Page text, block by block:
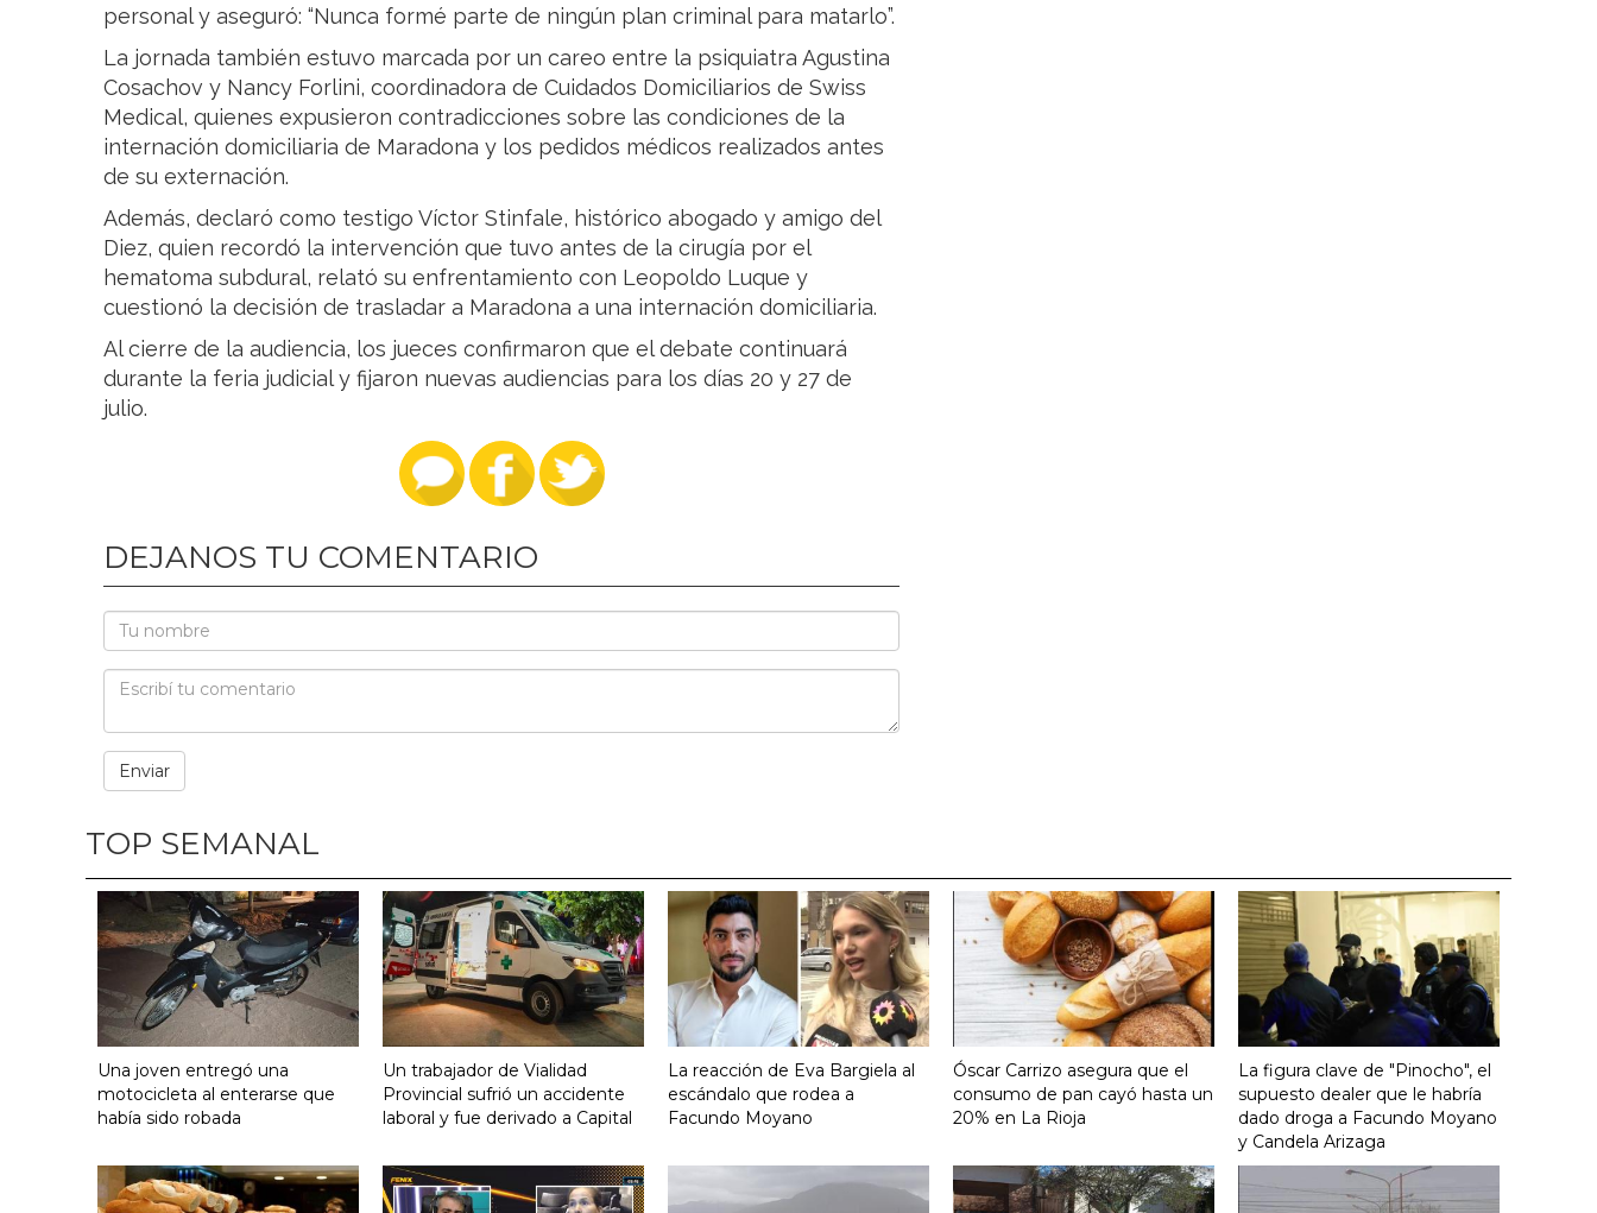
personal y aseguró: “Nunca formé parte de ningún plan criminal para matarlo”.
La jornada también estuvo marcada por un careo entre la psiquiatra Agustina
Cosachov y Nancy Forlini, coordinadora de Cuidados Domiciliarios de Swiss
Medical, quienes expusieron contradicciones sobre las condiciones de la
internación domiciliaria de Maradona y los pedidos médicos realizados antes
de su externación.
Además, declaró como testigo Víctor Stinfale, histórico abogado y amigo del
Diez, quien recordó la intervención que tuvo antes de la cirugía por el
hematoma subdural, relató su enfrentamiento con Leopoldo Luque y
cuestionó la decisión de trasladar a Maradona a una internación domiciliaria.
Al cierre de la audiencia, los jueces confirmaron que el debate continuará
durante la feria judicial y fijaron nuevas audiencias para los días 20 y 27 de
julio.
DEJANOS TU COMENTARIO
TOP SEMANAL
Una joven entregó una
motocicleta al enterarse que
había sido robada
Un trabajador de Vialidad
Provincial sufrió un accidente
laboral y fue derivado a Capital
La reacción de Eva Bargiela al
escándalo que rodea a
Facundo Moyano
Óscar Carrizo asegura que el
consumo de pan cayó hasta un
20% en La Rioja
La figura clave de "Pinocho", el
supuesto dealer que le habría
dado droga a Facundo Moyano
y Candela Arizaga